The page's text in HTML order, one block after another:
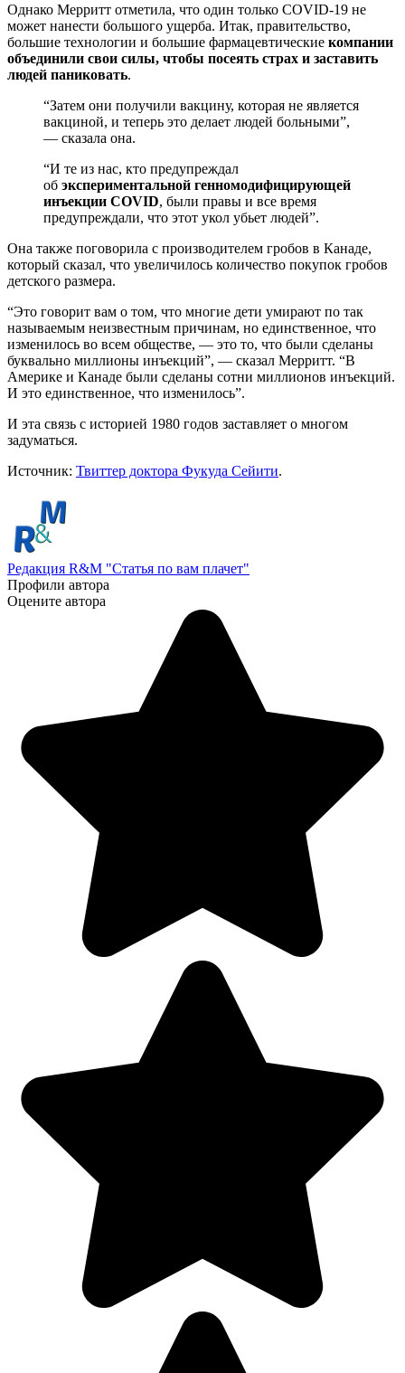
Однако Мерритт отметила, что один только COVID-19 не
может нанести большого ущерба. Итак, правительство,
большие технологии и большие фармацевтические компании
объединили свои силы, чтобы посеять страх и заставить
людей паниковать.
“Затем они получили вакцину, которая не является
вакциной, и теперь это делает людей больными”,
— сказала она.
“И те из нас, кто предупреждал
об экспериментальной генномодифицирующей
инъекции COVID, были правы и все время
предупреждали, что этот укол убьет людей”.
Она также поговорила с производителем гробов в Канаде,
который сказал, что увеличилось количество покупок гробов
детского размера.
“Это говорит вам о том, что многие дети умирают по так
называемым неизвестным причинам, но единственное, что
изменилось во всем обществе, — это то, что были сделаны
буквально миллионы инъекций”, — сказал Мерритт. “В
Америке и Канаде были сделаны сотни миллионов инъекций.
И это единственное, что изменилось”.
И эта связь с историей 1980 годов заставляет о многом
задуматься.
Источник: Твиттер доктора Фукуда Сейити.
Редакция R&M "Статья по вам плачет"
Профили автора
Оцените автора